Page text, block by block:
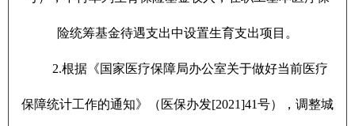
险统筹基金待遇支出中设置生育支出项目。
2.根据《国家医疗保障局办公室关于做好当前医疗
保障统计工作的通知》（医保办发[2021]41号），调整城